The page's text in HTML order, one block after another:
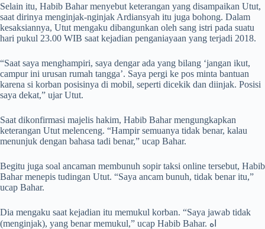
Selain itu, Habib Bahar menyebut keterangan yang disampaikan Utut,
saat dirinya menginjak-nginjak Ardiansyah itu juga bohong. Dalam
kesaksiannya, Utut mengaku dibangunkan oleh sang istri pada suatu
hari pukul 23.00 WIB saat kejadian penganiayaan yang terjadi 2018.
“Saat saya menghampiri, saya dengar ada yang bilang ‘jangan ikut,
campur ini urusan rumah tangga’. Saya pergi ke pos minta bantuan
karena si korban posisinya di mobil, seperti dicekik dan diinjak. Posisi
saya dekat,” ujar Utut.
Saat dikonfirmasi majelis hakim, Habib Bahar mengungkapkan
keterangan Utut melenceng. “Hampir semuanya tidak benar, kalau
menunjuk dengan bahasa tadi benar,” ucap Bahar.
Begitu juga soal ancaman membunuh sopir taksi online tersebut, Habib
Bahar menepis tudingan Utut. “Saya ancam bunuh, tidak benar itu,”
ucap Bahar.
Dia mengaku saat kejadian itu memukul korban. “Saya jawab tidak
(menginjak), yang benar memukul,” ucap Habib Bahar. اه